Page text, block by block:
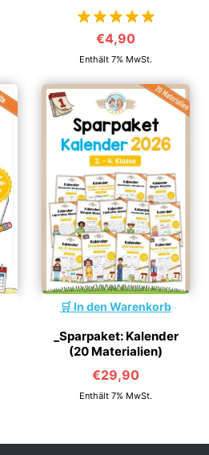
von 5
€4,90
Enthält 7% MwSt.
In den Warenkorb
_Sparpaket: Kalender
(20 Materialien)
€29,90
Enthält 7% MwSt.